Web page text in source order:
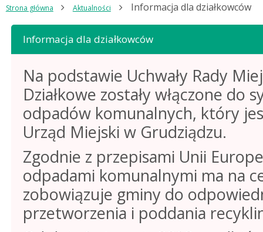
Strona główna Aktualności Informacja dla działkowców
Informacja dla działkowców
Na podstawie Uchwały Rady
Działkowe zostały włączone
odpadów komunalnych, który
Urząd Miejski w Grudziądzu.
Zgodnie z przepisami Unii
odpadami komunalnymi ma na
zobowiązuje gminy do
przetworzenia i poddania